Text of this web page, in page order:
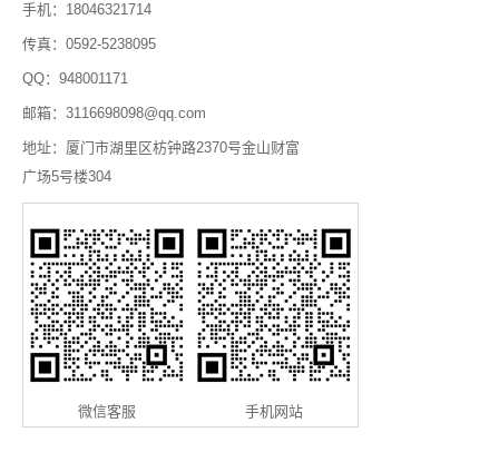
手机：18046321714
传真：0592-5238095
QQ：948001171
邮箱：3116698098@qq.com
地址：厦门市湖里区枋钟路2370号金山财富
广场5号楼304
微信客服 手机网站